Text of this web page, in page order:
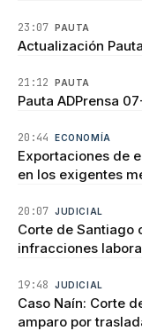
23:07 PAUTA
Actualización
21:12 PAUTA
Pauta ADPrensa
20:44 ECONOMÍA
Exportaciones de
en los exigentes
20:07 JUDICIAL
Corte de Santiago
infracciones
19:48 JUDICIAL
Caso Naín: Corte
amparo por